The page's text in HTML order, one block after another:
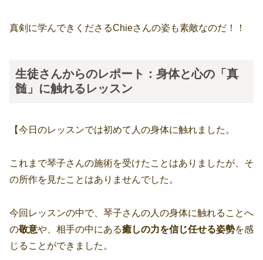
真剣に学んできくださるChieさんの姿も素敵なのだ！！
生徒さんからのレポート：身体と心の「真
髄」に触れるレッスン
【今日のレッスンでは初めて人の身体に触れました。
これまで琴子さんの施術を受けたことはありましたが、そ
の所作を見たことはありませんでした。
今回レッスンの中で、琴子さんの人の身体に触れることへ
の敬意や、相手の中にある癒しの力を信じ任せる姿勢を感
じることができました。